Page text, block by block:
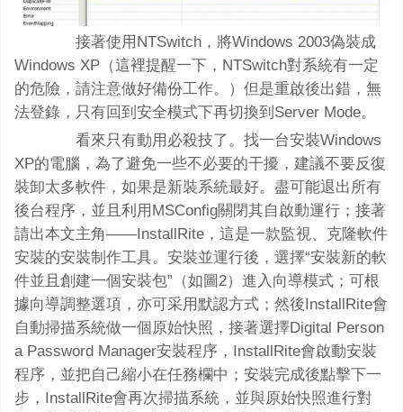
接著使用NTSwitch，將Windows 2003偽裝成
Windows XP（這裡提醒一下，NTSwitch對系統有一定
的危險，請注意做好備份工作。）但是重啟後出錯，無
法登錄，只有回到安全模式下再切換到Server Mode。
看來只有動用必殺技了。找一台安裝Windows
XP的電腦，為了避免一些不必要的干擾，建議不要反復
裝卸太多軟件，如果是新裝系統最好。盡可能退出所有
後台程序，並且利用MSConfig關閉其自啟動運行；接著
請出本文主角——InstallRite，這是一款監視、克隆軟件
安裝的安裝制作工具。安裝並運行後，選擇“安裝新的軟
件並且創建一個安裝包”（如圖2）進入向導模式；可根
據向導調整選項，亦可采用默認方式；然後InstallRite會
自動掃描系統做一個原始快照，接著選擇Digital Person
a Password Manager安裝程序，InstallRite會啟動安裝
程序，並把自己縮小在任務欄中；安裝完成後點擊下一
步，InstallRite會再次掃描系統，並與原始快照進行對